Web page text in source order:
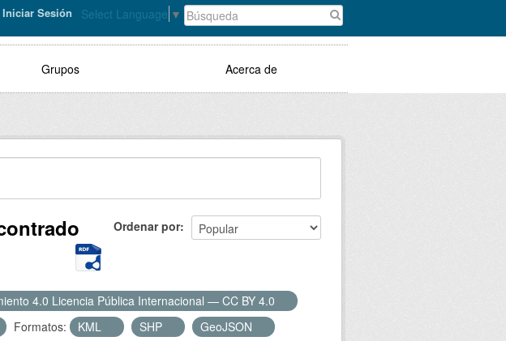
Select Language ▼
Iniciar Sesión
Grupos Acerca de
Ordenar por
4.0 Licencia Pública Internacional — CC BY 4.0
Formatos: KML SHP
GeoJSON